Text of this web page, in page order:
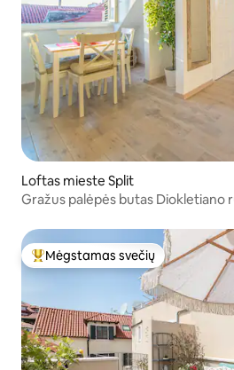
Loftas mieste Split
Gražus palėpės butas Diokletiano
Svečių mėgstamiausias
Mėgstamas svečių